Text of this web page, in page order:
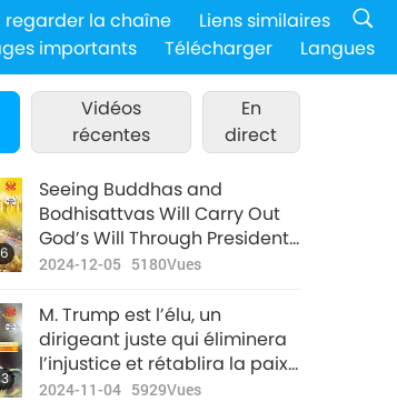
regarder la chaîne
Liens similaires
importants Télécharger Langues
Vidéos
récentes
En
direct
Seeing Buddhas and
Bodhisattvas Will Carry Out
God’s Will Through President
Trump
2024-12-05 5180Vues
M. Trump est l’élu, un
dirigeant juste qui éliminera
l’injustice et rétablira la paix
dans notre monde.
2024-11-04 5929Vues